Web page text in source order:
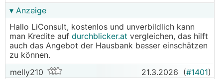
▾ Anzeige
Hallo LiConsult, kostenlos und unverbildlich kann
man Kredite auf durchblicker.at vergleichen, das hilft
auch das Angebot der Hausbank besser einschätzen
zu können.
melly210
21.3.2026 (#1401)